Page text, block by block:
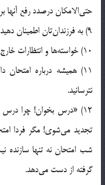
حتي‌الامکان درصدد رفع آنها
9) به فرزندان‌تان اطمينان دهيد که موفقيت آنها برايتان ارزش و اهميت دارد.
10) خواسته‌ها و انتظارات خارج از توان بچه‌ها نداشته باشيد.
11) هميشه درباره
نترسانيد.
12) «درس بخوان! چرا درس
تجديد مي‌شوي! مگر فردا
شب امتحان نه تنها سازنده
گرفته از دست مي‌دهد.